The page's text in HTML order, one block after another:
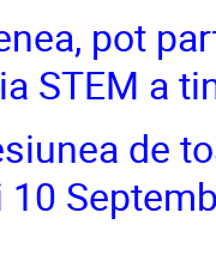
pot
STEM a
de